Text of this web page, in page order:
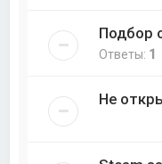
Подбор
Ответы: 1
Не